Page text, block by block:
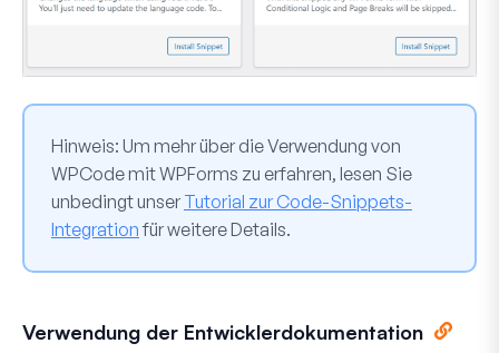
Hinweis: Um mehr über die Verwendung von
WPCode mit WPForms zu erfahren, lesen Sie
unbedingt unser Tutorial zur Code-Snippets-
Integrationfür weitere Details.
Verwendung der Entwicklerdokumentation